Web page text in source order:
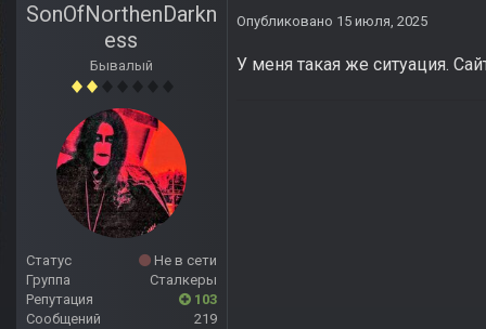
SonOfNorthenDarkn
ess
Бывалый
Статус
Не в сети
Группа
Сталкеры
Репутация
103
Сообщений
219
Опубликовано 15 июля, 2025
У меня такая же ситуация.